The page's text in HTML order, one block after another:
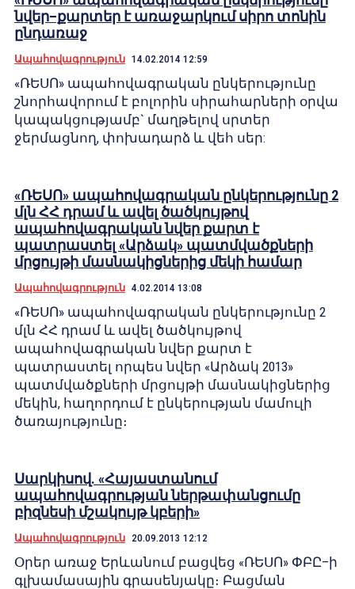
նվեր–քարտեր է առաջարկում սիրո տոնին
ընդառաջ
Ապահովագրություն 14.02.2014 12:59
«ՌԵՍՈ» ապահովագրական ընկերությունը
շնորհավորում է բոլորին սիրահարների օրվա
կապակցությամբ` մաղթելով սրտեր
ջերմացնող, փոխադարձ և վեհ սեր:
«ՌԵՍՈ» ապահովագրական ընկերությունը 2
մլն ՀՀ դրամ և ավել ծածկույթով
ապահովագրական նվեր քարտ է
պատրաստել «Արձակ» պատմվածքների
մրցույթի մասնակիցներից մեկի համար
Ապահովագրություն 4.02.2014 13:08
«ՌԵՍՈ» ապահովագրական ընկերությունը 2
մլն ՀՀ դրամ և ավել ծածկույթով
ապահովագրական նվեր քարտ է
պատրաստել որպես նվեր «Արձակ 2013»
պատմվածքների մրցույթի մասնակիցներից
մեկին, հաղորդում է ընկերության մամուլի
ծառայությունը։
Սարկիսով. «Հայաստանում
ապահովագրության ներթափանցումը
բիզնեսի մշակույթ կբերի»
Ապահովագրություն 20.09.2013 12:12
Օրեր առաջ Երևանում բացվեց «ՌԵՍՈ» ՓԲԸ–ի
գլխամասային գրասենյակը։ Բացման